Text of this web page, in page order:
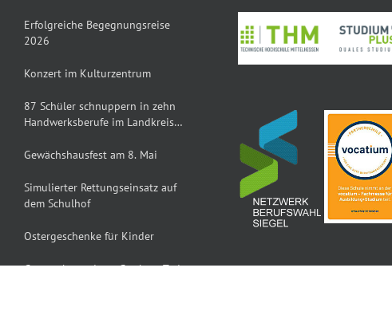
Erfolgreiche Begegnungsreise
2026
Konzert im Kulturzentrum
87 Schüler schnuppern in zehn
Handwerksberufe im Landkreis
Gewächshausfest am 8. Mai
Simulierter Rettungseinsatz auf
dem Schulhof
Ostergeschenke für Kinder
Gesprächsrunde zu Sterben, Tod